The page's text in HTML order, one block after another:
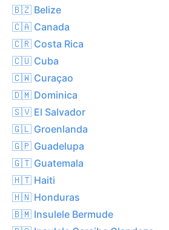
🇧🇿 Belize
🇨🇦 Canada
🇨🇷 Costa Rica
🇨🇺 Cuba
🇨🇼 Curaçao
🇩🇲 Dominica
🇸🇻 El Salvador
🇬🇱 Groenlanda
🇬🇵 Guadelupa
🇬🇹 Guatemala
🇭🇹 Haiti
🇭🇳 Honduras
🇧🇲 Insulele Bermude